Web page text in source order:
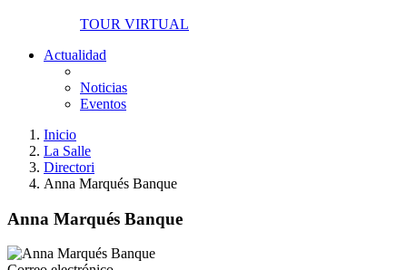
TOUR VIRTUAL
Actualidad
Noticias
Eventos
Inicio
La Salle
Directori
Anna Marqués Banque
Anna Marqués Banque